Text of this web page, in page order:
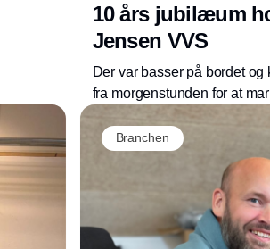
10 års jubilæum
Jensen VVS
Der var basser på bordet og
fra morgenstunden for at
dag for vores dygtige
Sørensen.
Branchen